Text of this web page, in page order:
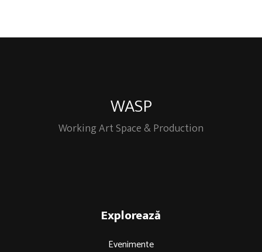
WASP
Working Art Space & Production
Explorează
Evenimente